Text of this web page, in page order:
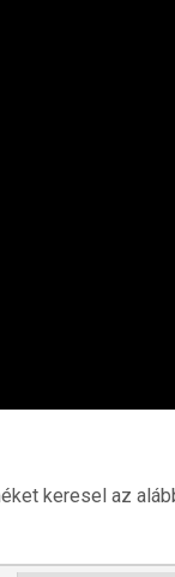
keresel az